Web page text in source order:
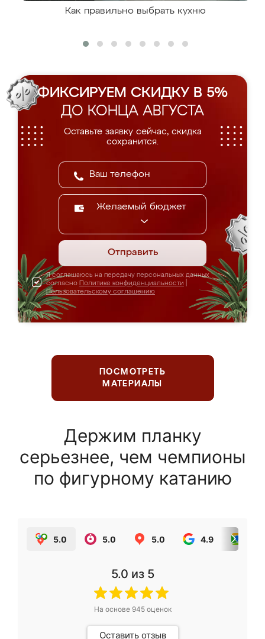
Как правильно выбрать кухню
ФИКСИРУЕМ СКИДКУ В 5%
ДО КОНЦА АВГУСТА
Оставьте заявку сейчас, скидка
сохранится.
Желаемый бюджет
Отправить
Я соглашаюсь на передачу персональных данных
согласно Политике конфиденциальности
Пользовательскому соглашению
ПОСМОТРЕТЬ
МАТЕРИАЛЫ
Держим планку
серьезнее, чем чемпионы
по фигурному катанию
5.0 5.0 5.0 4.9
5.0 из 5
На основе 945оценок
Оставить отзыв